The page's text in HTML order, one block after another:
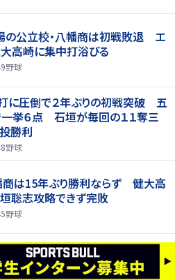
の公立校・八幡商は初戦敗退 エ
高崎に集中打浴びる
野球
に圧倒で２年ぶりの初戦突破 五
挙６点 石垣が毎回の１１奪三
勝利
野球
商は15年ぶり勝利ならず 健大高
聡志攻略できず完敗
野球